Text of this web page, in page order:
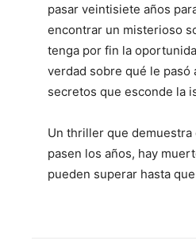
pasar veintisiete años
encontrar un misterioso
tenga por fin la
verdad sobre qué le pasó
secretos que esconde la
Un thriller que demuestra
pasen los años, hay
pueden superar hasta